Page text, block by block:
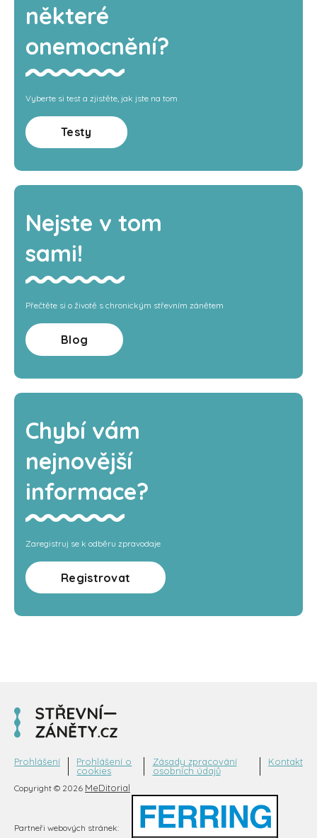
některé
onemocnění?
Vyberte si test a zjistěte, jak jste na tom
Testy
Nejste v tom
sami!
Přečtěte si o životě s chronickým střevním zánětem
Blog
Chybí vám
nejnovější
informace?
Zaregistruj se k odběru zpravodaje
Registrovat
Copyright © 2026 MeDitorial
Prohlášení
Prohlášení o
cookies
Zásady zpracování
osobních údajů
Kontakt
Partneři webových stránek: